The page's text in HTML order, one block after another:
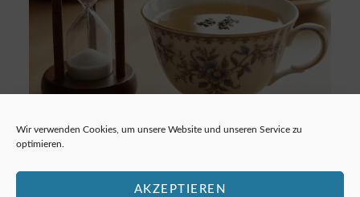
Wir verwenden Cookies, um unsere Website und unseren Service zu
optimieren.
AKZEPTIEREN